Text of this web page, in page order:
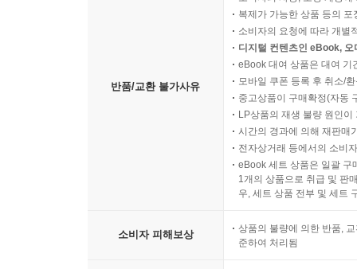
반품/교환 불가사유
복제가 가능한 상품 등의
소비자의 요청에 따라 개별
디지털 컨텐츠인 eBook,
eBook 대여 상품은 대여 기
모바일 쿠폰 등록 후 취소/
중고상품이 구매확정(자동
LP상품의 재생 불량 원인
시간의 경과에 의해 재판매
전자상거래 등에서의 소비
eBook 세트 상품은 일괄 구
1개의 상품으로 취급 및 판
우, 세트 상품 전부 및 세트
소비자 피해보상
상품의 불량에 의한 반품,
준하여 처리됨